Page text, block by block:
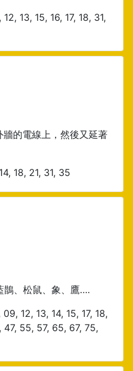
13, 15, 16, 17, 18, 31,
的電線上，然後又延著
18, 21, 31, 35
鵲、松鼠、象、鷹….
12, 13, 14, 15, 17, 18,
55, 57, 65, 67, 75,